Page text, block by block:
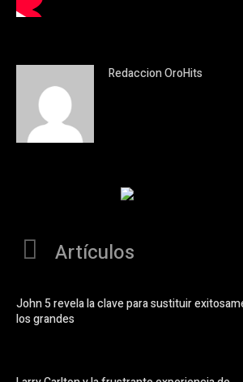
Redaccion OroHits
Artículos
John 5 revela la clave para sustituir
los grandes